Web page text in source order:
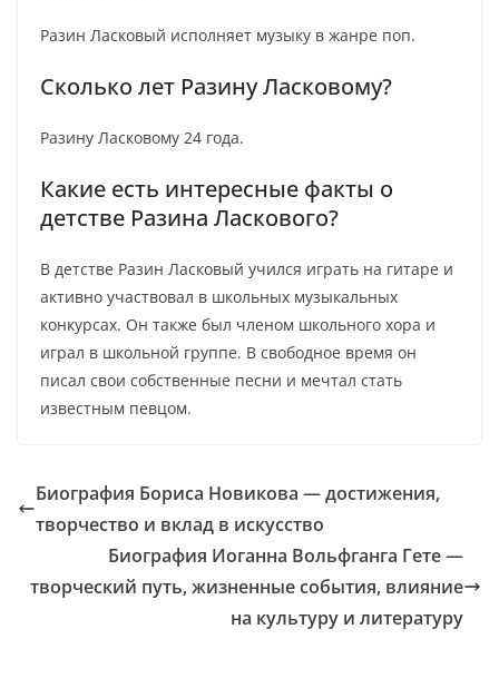
Разин Ласковый исполняет музыку в жанре поп.
Сколько лет Разину Ласковому?
Разину Ласковому 24 года.
Какие есть интересные факты о
детстве Разина Ласкового?
В детстве Разин Ласковый учился играть на гитаре и
активно участвовал в школьных музыкальных
конкурсах. Он также был членом школьного хора и
играл в школьной группе. В свободное время он
писал свои собственные песни и мечтал стать
известным певцом.
Биография Бориса Новикова — достижения,
творчество и вклад в искусство
Биография Иоганна Вольфганга Гете —
творческий путь, жизненные события, влияние
на культуру и литературу